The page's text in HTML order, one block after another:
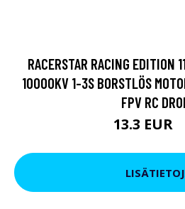
RACERSTAR RACING EDITION
10000KV 1-3S BORSTLÖS
FPV RC
13.3 EUR